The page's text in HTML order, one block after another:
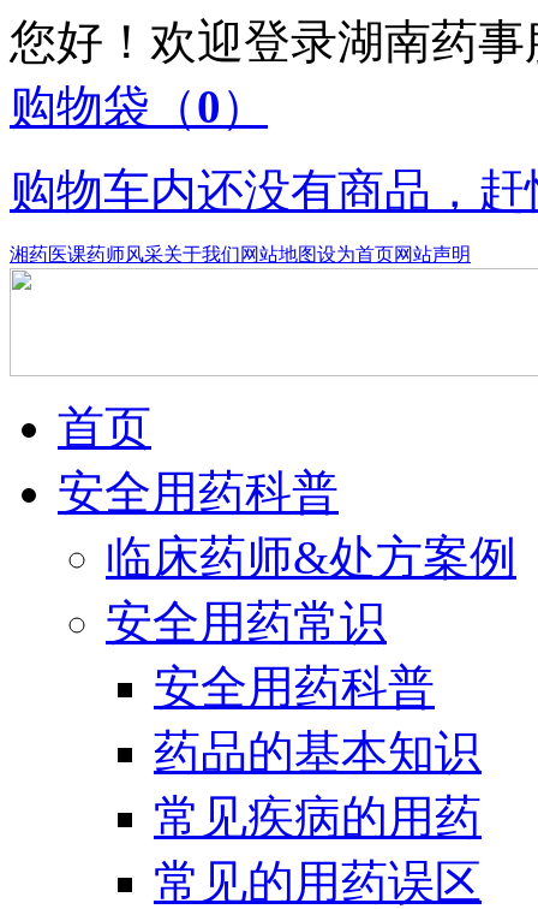
您好！欢迎登录湖南药
购物袋 （0）
购物车内还没有商品，
湘药医课药师风采关于我们网站地图设为首页网站声明
首页
安全用药科普
临床药师&处方案例
安全用药常识
安全用药科普
药品的基本知识
常见疾病的用药
常见的用药误区